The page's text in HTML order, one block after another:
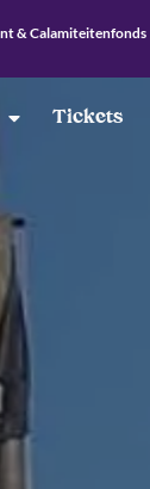
& Calamiteitenfonds
Tickets